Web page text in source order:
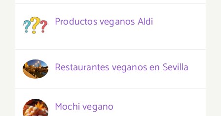
Productos veganos Aldi
Restaurantes veganos en Sevilla
Mochi vegano